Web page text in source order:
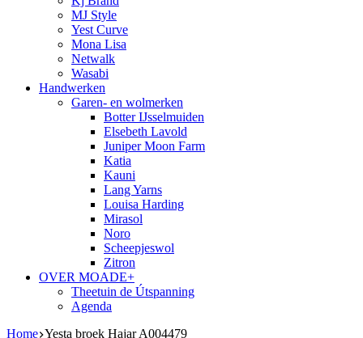
MJ Style
Yest Curve
Mona Lisa
Netwalk
Wasabi
Handwerken
Garen- en wolmerken
Botter IJsselmuiden
Elsebeth Lavold
Juniper Moon Farm
Katia
Kauni
Lang Yarns
Louisa Harding
Mirasol
Noro
Scheepjeswol
Zitron
OVER MOADE+
Theetuin de Útspanning
Agenda
Home Yesta broek Hajar A004479